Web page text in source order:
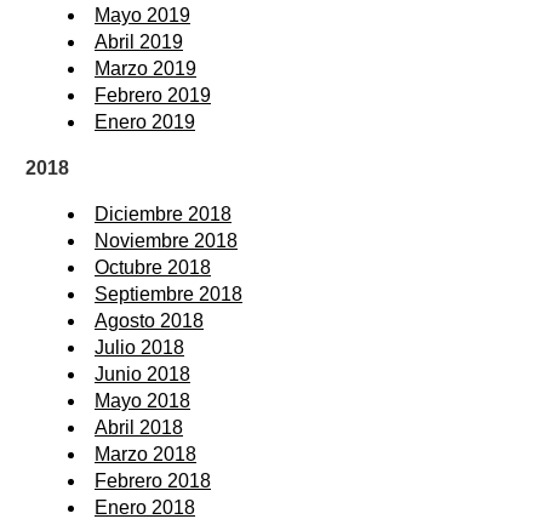
Mayo 2019
Abril 2019
Marzo 2019
Febrero 2019
Enero 2019
2018
Diciembre 2018
Noviembre 2018
Octubre 2018
Septiembre 2018
Agosto 2018
Julio 2018
Junio 2018
Mayo 2018
Abril 2018
Marzo 2018
Febrero 2018
Enero 2018